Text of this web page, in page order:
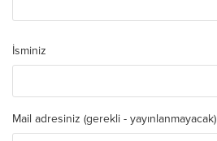
İsminiz
Mail adresiniz (gerekli - yayınlanmayacak)